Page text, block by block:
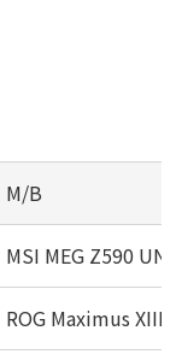
M/B
MSI MEG Z590
ROG Maximus XIII